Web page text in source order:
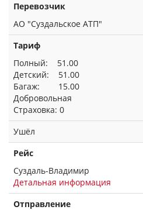
Перевозчик
АО "Суздальское АТП"
Тариф
Полный: 51.00
Детский: 51.00
Багаж: 15.00
Добровольная
Страховка: 0
Ушёл
Рейс
Суздаль-Владимир
Детальная информация
Отправление